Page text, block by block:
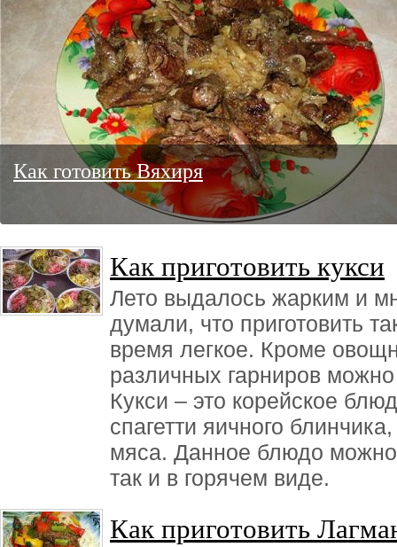
Как готовить Вяхиря
Как приготовить кукси
Лето выдалось жарким и
думали, что приготовить
время легкое. Кроме
различных гарниров можно
Кукси – это корейское
спагетти яичного
мяса. Данное блюдо можно
так и в горячем виде.
Как приготовить